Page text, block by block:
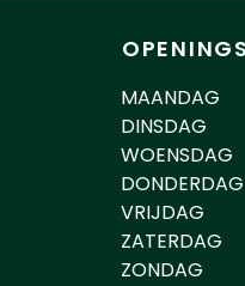
MAANDAG
DINSDAG
WOENSDAG
DONDERDAG
VRIJDAG
ZATERDAG
ZONDAG